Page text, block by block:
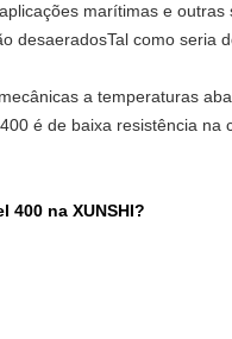
marítimas e
desaeradosTal como
a temperaturas
é de baixa resistência
400 na XUNSHI?